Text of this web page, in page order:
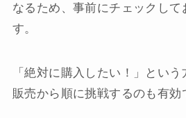
なるため、事前にチェックして
す。
「絶対に購入したい！」とい
販売から順に挑戦するのも有効